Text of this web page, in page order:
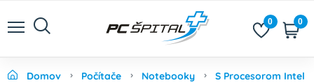
0 0
Domov Počítače Notebooky
S Procesorom Intel